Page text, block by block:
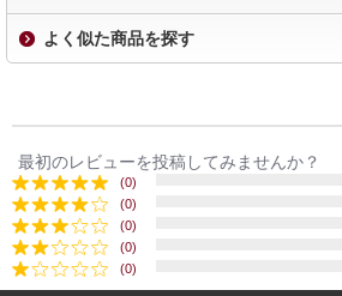
よく似た商品を探す
最初のレビューを投稿してみませんか？
(0)
(0)
(0)
(0)
(0)